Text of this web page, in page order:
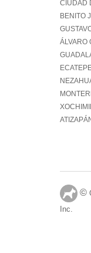
CIUDAD
BENITO
ÁLVARO
©
Inc.